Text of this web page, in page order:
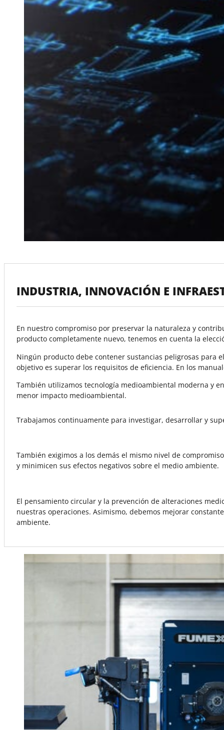
INDUSTRIA, INNOVACIÓN E
En nuestro compromiso por preservar la naturaleza y
producto completamente nuevo, tenemos en cuenta la
Ningún producto debe contener sustancias peligrosas para
objetivo es superar los requisitos de eficiencia. En los
También utilizamos tecnología medioambiental moderna y
menor impacto medioambiental.
Trabajamos continuamente para investigar, desarrollar y
También exigimos a los demás el mismo nivel de
y minimicen sus efectos negativos sobre el medio ambiente.
El pensamiento circular y la prevención de alteraciones
nuestras operaciones. Asimismo, debemos mejorar
ambiente.